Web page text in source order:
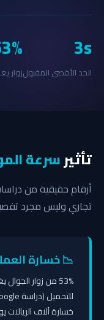
3s
الحد الأقصى المقبولزوار
تأثيرسرعة
أرقام حقيقية من
تجاري وليس مجرد
📉 خسارة
خسارة آلاف الريالات